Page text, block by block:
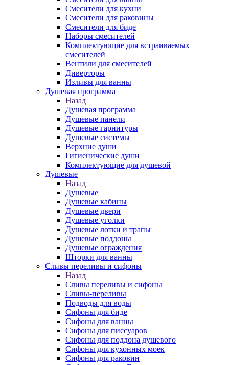
Смесители для кухни
Смесители для раковины
Смесители для биде
Наборы смесителей
Комплектующие для встраиваемых
смесителей
Вентили для смесителей
Диверторы
Изливы для ванны
Душевая программа
Назад
Душевая программа
Душевые панели
Душевые гарнитуры
Душевые системы
Верхние души
Гигиенические души
Комплектующие для душевой
Душевые
Назад
Душевые
Душевые кабины
Душевые двери
Душевые уголки
Душевые лотки и трапы
Душевые поддоны
Душевые ограждения
Шторки для ванны
Сливы переливы и сифоны
Назад
Сливы переливы и сифоны
Сливы-переливы
Подводы для воды
Сифоны для биде
Сифоны для ванны
Сифоны для писсуаров
Сифоны для поддона душевого
Сифоны для кухонных моек
Сифоны для раковин